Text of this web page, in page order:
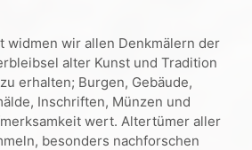
widmen wir allen Denkmälern der
alter Kunst und Tradition
erhalten; Burgen, Gebäude,
Inschriften, Münzen und
wert. Altertümer aller
besonders nachforschen